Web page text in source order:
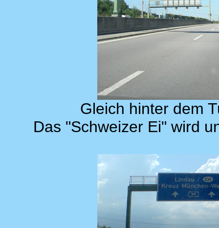
Gleich hinter dem
Das "Schweizer Ei" wird